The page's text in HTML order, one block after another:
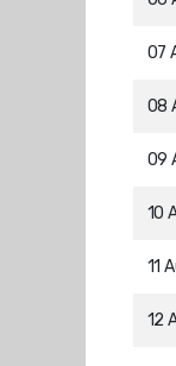
07
08
09
10
11
12